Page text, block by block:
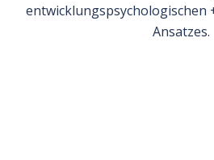
entwicklungspsychologischen
Ansatzes.